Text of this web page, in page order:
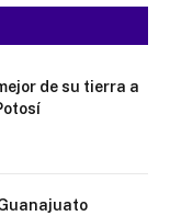
de su tierra a